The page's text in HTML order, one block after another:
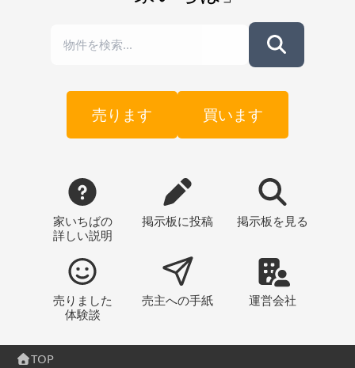
売ります 買います
家いちばの
詳しい説明
掲示板に投稿 掲示板 を見る
売りました
体験談
売主への手紙 運営会社
TOP